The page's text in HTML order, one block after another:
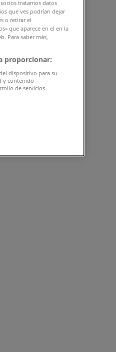
tratamos datos
que ves podrían dejar
o retirar el
que aparece en el en la
Para saber más,
proporcionar:
dispositivo para su
y contenido
de servicios.